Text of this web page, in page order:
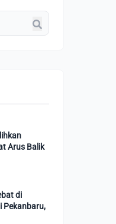
Arus Balik
di
Pekanbaru,